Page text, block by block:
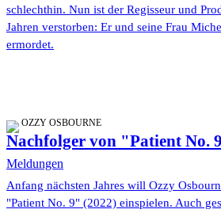
schlechthin. Nun ist der Regisseur und
Jahren verstorben: Er und seine Frau
ermordet.
OZZY OSBOURNE
Nachfolger von "Patient No.
Meldungen
Anfang nächsten Jahres will Ozzy
"Patient No. 9" (2022) einspielen. Auch